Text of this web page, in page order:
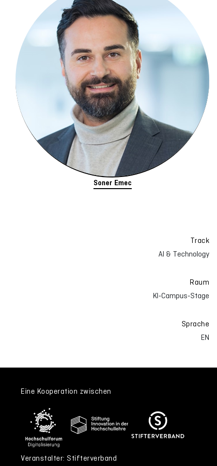
Soner Emec
Track
AI & Technology
Raum
KI-Campus-Stage
Sprache
EN
Eine Kooperation zwischen
Veranstalter: Stifterverband